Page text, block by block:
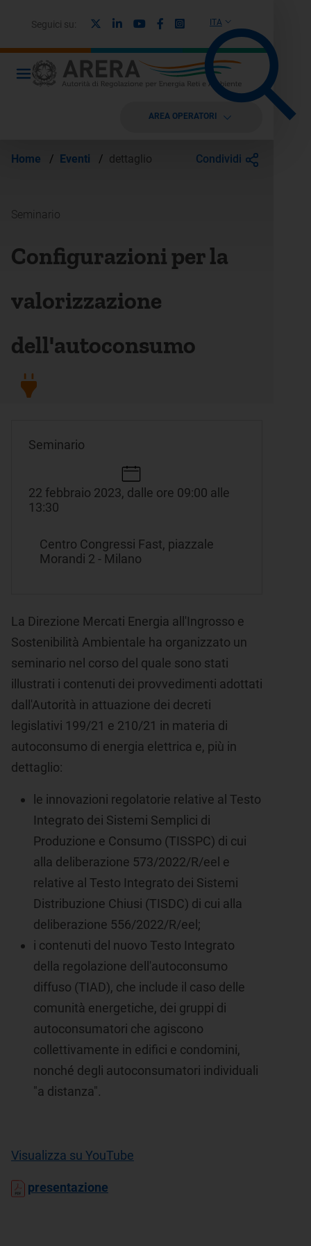
ITA
Seguici su: LinkedinYoutubeFacebook
Instagram
AREA OPERATORI
Home / Eventi / dettaglio Condividi
Seminario
Configurazioni per la
valorizzazione
dell'autoconsumo
Seminario
22 febbraio 2023, dalle ore 09:00 alle
13:30
Centro Congressi Fast, piazzale
Morandi 2 - Milano
La Direzione Mercati Energia all'Ingrosso e
Sostenibilità Ambientale ha organizzato un
seminario nel corso del quale sono stati
illustrati i contenuti dei provvedimenti adottati
dall'Autorità in attuazione dei decreti
legislativi 199/21 e 210/21 in materia di
autoconsumo di energia elettrica e, più in
dettaglio:
le innovazioni regolatorie relative al Testo
Integrato dei Sistemi Semplici di
Produzione e Consumo (TISSPC) di cui
alla deliberazione 573/2022/R/eel e
relative al Testo Integrato dei Sistemi
Distribuzione Chiusi (TISDC) di cui alla
deliberazione 556/2022/R/eel;
i contenuti del nuovo Testo Integrato
della regolazione dell'autoconsumo
diffuso (TIAD), che include il caso delle
comunità energetiche, dei gruppi di
autoconsumatori che agiscono
collettivamente in edifici e condomini,
nonché degli autoconsumatori individuali
"a distanza".
Visualizza su YouTube
presentazione